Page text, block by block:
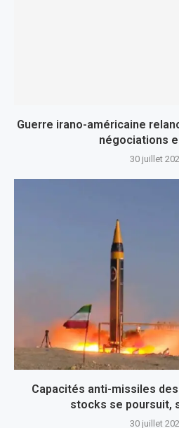
Guerre irano-américaine
négociations
30 juillet
Capacités anti-missiles des
stocks se poursuit,
30 juillet